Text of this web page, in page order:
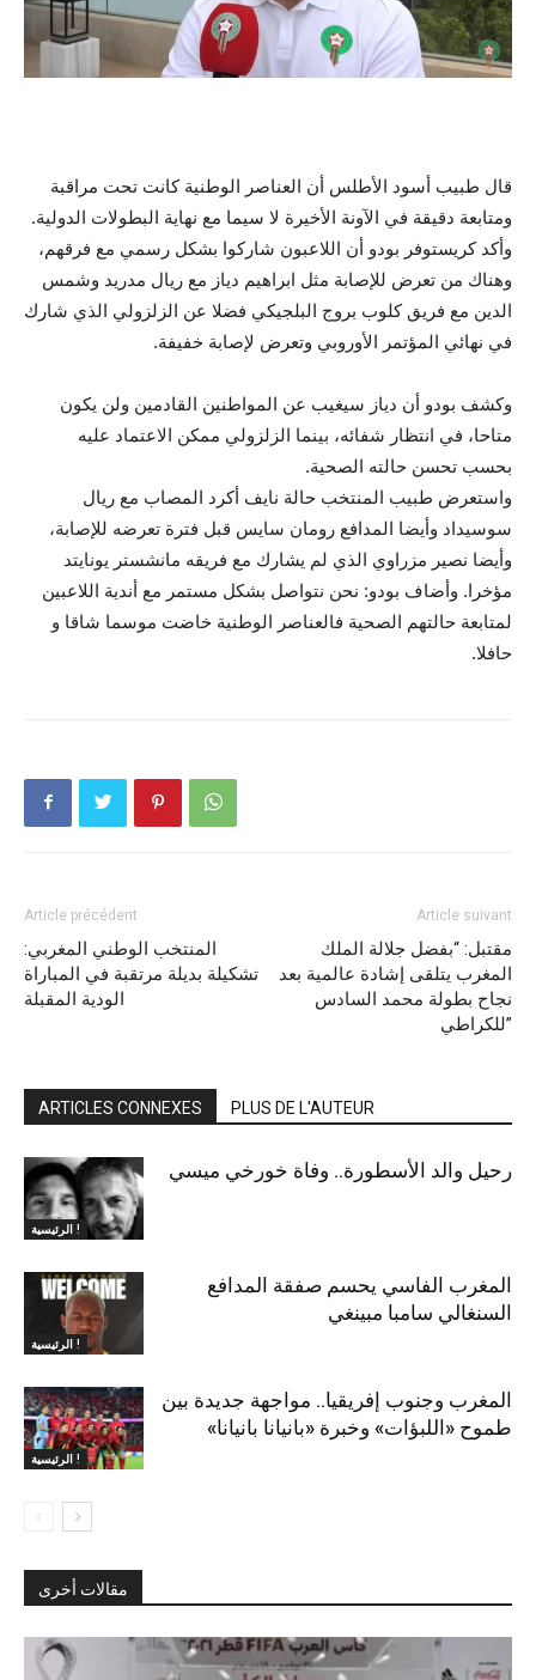
قال طبيب أسود الأطلس أن العناصر الوطنية كانت تحت مراقبة
ومتابعة دقيقة في الآونة الأخيرة لا سيما مع نهاية البطولات الدولية.
وأكد كريستوفر بودو أن اللاعبون شاركوا بشكل رسمي مع فرقهم،
وهناك من تعرض للإصابة مثل ابراهيم دياز مع ريال مدريد وشمس
الدين مع فريق كلوب بروج البلجيكي فضلا عن الزلزولي الذي شارك
في نهائي المؤتمر الأوروبي وتعرض لإصابة خفيفة.
وكشف بودو أن دياز سيغيب عن المواطنين القادمين ولن يكون
متاحا، في انتظار شفائه، بينما الزلزولي ممكن الاعتماد عليه
بحسب تحسن حالته الصحية.
واستعرض طبيب المنتخب حالة نايف أكرد المصاب مع ريال
سوسيداد وأيضا المدافع رومان سايس قبل فترة تعرضه للإصابة،
وأيضا نصير مزراوي الذي لم يشارك مع فريقه مانشستر يونايتد
مؤخرا. وأضاف بودو: نحن نتواصل بشكل مستمر مع أندية اللاعبين
لمتابعة حالتهم الصحية فالعناصر الوطنية خاضت موسما شاقا و
حافلا.
Article précédent
المنتخب الوطني المغربي:
تشكيلة بديلة مرتقبة في المباراة
الودية المقبلة
Article suivant
مقتبل: “بفضل جلالة الملك
المغرب يتلقى إشادة عالمية بعد
نجاح بطولة محمد السادس
للكراطي”
ARTICLES CONNEXES PLUS DE L'AUTEUR
الرئيسية !
رحيل والد الأسطورة.. وفاة خورخي ميسي
الرئيسية !
المغرب الفاسي يحسم صفقة المدافع
السنغالي سامبا مبينغي
الرئيسية !
المغرب وجنوب إفريقيا.. مواجهة جديدة بين
طموح «اللبؤات» وخبرة «بانيانا بانيانا»
مقالات أخرى